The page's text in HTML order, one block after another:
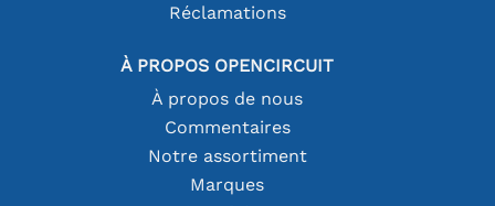
Réclamations
À PROPOS OPENCIRCUIT
À propos de nous
Commentaires
Notre assortiment
Marques